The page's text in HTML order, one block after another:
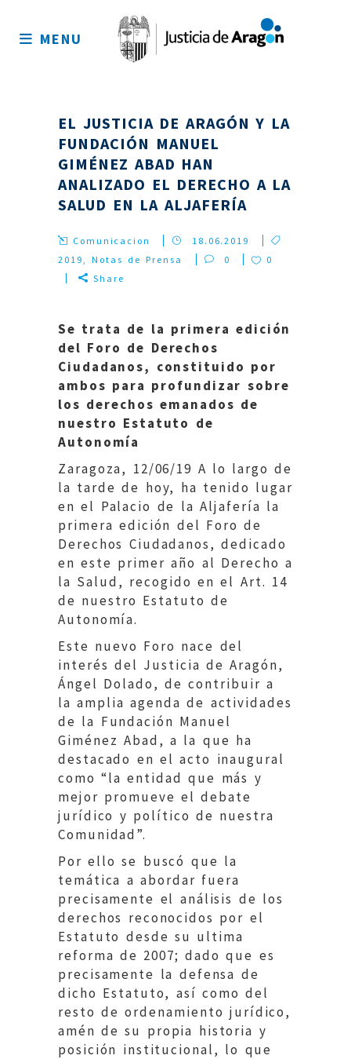
sitio
MENU
EL JUSTICIA DE ARAGÓN Y LA
FUNDACIÓN MANUEL
GIMÉNEZ ABAD HAN
ANALIZADO EL DERECHO A LA
SALUD EN LA ALJAFERÍA
Comunicacion
18.06.2019
2019,Notas de Prensa 0
0
Share
Se trata de la primera edición
del Foro de Derechos
Ciudadanos, constituido por
ambos para profundizar sobre
los derechos emanados de
nuestro Estatuto de
Autonomía
Zaragoza, 12/06/19 A lo largo de
la tarde de hoy, ha tenido lugar
en el Palacio de la Aljafería la
primera edición del Foro de
Derechos Ciudadanos, dedicado
en este primer año al Derecho a
la Salud, recogido en el Art. 14
de nuestro Estatuto de
Autonomía.
Este nuevo Foro nace del
interés del Justicia de Aragón,
Ángel Dolado, de contribuir a
la amplia agenda de actividades
de la Fundación Manuel
Giménez Abad, a la que ha
destacado en el acto inaugural
como “la entidad que más y
mejor promueve el debate
jurídico y político de nuestra
Comunidad”.
Por ello se buscó que la
temática a abordar fuera
precisamente el análisis de los
derechos reconocidos por el
Estatuto desde su ultima
reforma de 2007; dado que es
precisamente la defensa de
dicho Estatuto, así como del
resto de ordenamiento jurídico,
amén de su propia historia y
posición institucional, lo que